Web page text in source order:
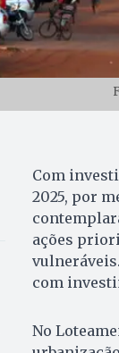
Com
2025, por
ações
com
No